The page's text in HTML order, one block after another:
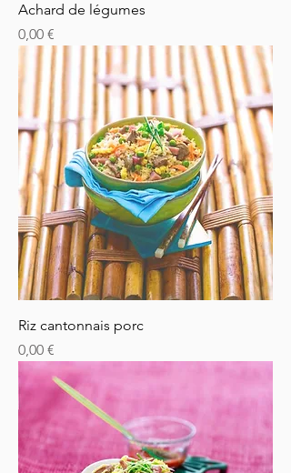
Achard de légumes
Prix
0,00 €
Riz cantonnais porc
Prix
0,00 €